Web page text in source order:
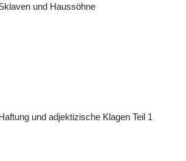
und Haussöhne
und adjektizische Klagen Teil 1